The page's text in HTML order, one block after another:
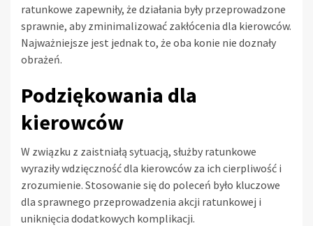
ratunkowe zapewniły, że działania były przeprowadzone
sprawnie, aby zminimalizować zakłócenia dla kierowców.
Najważniejsze jest jednak to, że oba konie nie doznały
obrażeń.
Podziękowania dla
kierowców
W związku z zaistniałą sytuacją, służby ratunkowe
wyraziły wdzięczność dla kierowców za ich cierpliwość i
zrozumienie. Stosowanie się do poleceń było kluczowe
dla sprawnego przeprowadzenia akcji ratunkowej i
uniknięcia dodatkowych komplikacji.